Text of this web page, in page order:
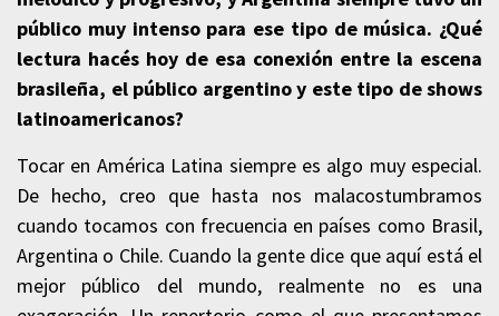
público muy intenso para ese tipo de música. ¿Qué
lectura hacés hoy de esa conexión entre la escena
brasileña, el público argentino y este tipo de shows
latinoamericanos?
Tocar en América Latina siempre es algo muy especial.
De hecho, creo que hasta nos malacostumbramos
cuando tocamos con frecuencia en países como Brasil,
Argentina o Chile. Cuando la gente dice que aquí está el
mejor público del mundo, realmente no es una